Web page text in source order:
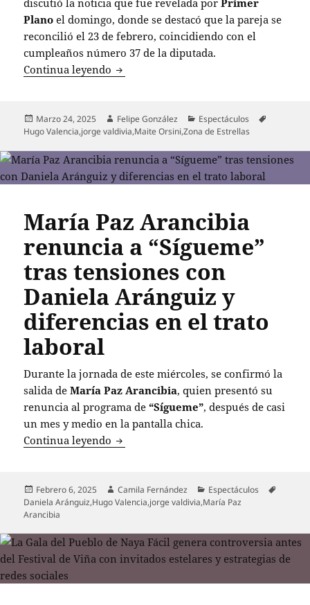
Plano el domingo, donde se destacó que la pareja se
reconcilió el 23 de febrero, coincidiendo con el
cumpleaños número 37 de la diputada.
Continua leyendo Jorge Valdivia y Maite Orsini:
Publicado
el
Marzo 24, 2025 Autor
Felipe González Categorías
Espectáculos
Hugo Valencia,jorge valdivia,Maite Orsini,Zona de Estrellas
María Paz Arancibia
renuncia a “Sígueme”
tras tensiones con
Daniela Aránguiz y
diferencias en el trato
laboral
Durante la jornada de este miércoles, se confirmó la
salida deMaría Paz Arancibia, quien presentó su
renuncia al programa de“Sígueme”, después de casi
un mes y medio en la pantalla chica.
Continua leyendo María Paz Arancibia renuncia a
Publicado
el
Febrero 6, 2025 Autor
Camila Fernández Categorías
Espectáculos
Daniela Aránguiz,Hugo Valencia,jorge valdivia,María Paz
Arancibia